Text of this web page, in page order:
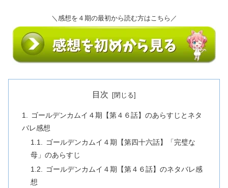
＼感想を４期の最初から読む方はこちら／
目次
ゴールデンカムイ４期【第４６話】のあらすじとネタ
バレ感想
ゴールデンカムイ４期【第四十六話】「完璧な
母」のあらすじ
ゴールデンカムイ４期【第４６話】のネタバレ感
想